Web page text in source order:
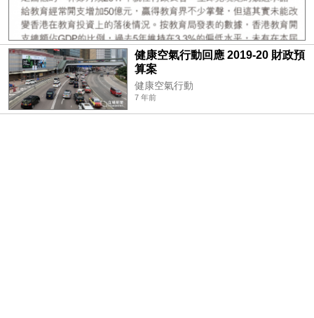
健康空氣行動回應 2019-20 財政預
算案
健康空氣行動
7 年前